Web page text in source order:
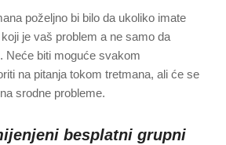
poželjno bi bilo da ukoliko imate
je vaš problem a ne samo da
Neće biti moguće svakom
na pitanja tokom tretmana, ali će se
srodne probleme.
besplatni grupni